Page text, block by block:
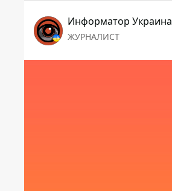
Информатор Украина
ЖУРНАЛИСТ